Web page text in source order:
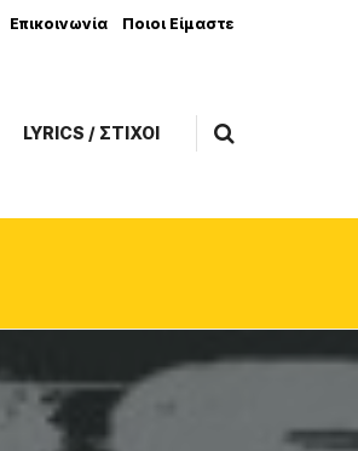
Επικοινωνία Ποιοι Είμαστε
LYRICS / ΣΤΙΧΟΙ